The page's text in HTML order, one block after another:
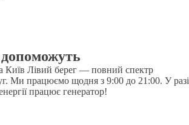
Київ Лівий берег — повний спектр
Ми працюємо щодня з 9:00 до 21:00. У разі
працює генератор!